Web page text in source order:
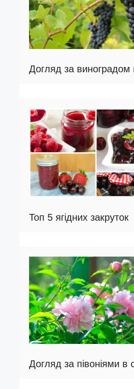
Догляд за виноградом
Топ 5 ягідних закруток
Догляд за півоніями в